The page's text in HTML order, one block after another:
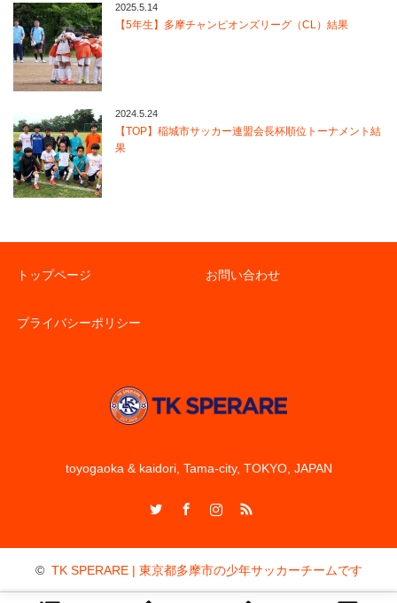
2025.5.14
【5年生】多摩チャンピオンズリーグ（CL）結果
2024.5.24
【TOP】稲城市サッカー連盟会長杯順位トーナメント結
果
トップページ お問い合わせ
プライバシーポリシー
toyogaoka & kaidori, Tama-city, TOKYO, JAPAN
© TK SPERARE | 東京都多摩市の少年サッカーチームです